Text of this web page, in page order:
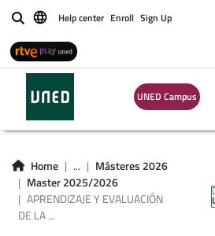
BuscarHelp center Enroll Sign Up
UNED Campus
Home ...
Másteres 2026
Master 2025/2026
APRENDIZAJE Y EVALUACIÓN
DE LA ...
DIDÁCTICA.